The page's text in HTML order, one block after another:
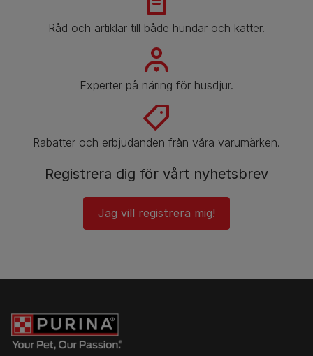
Råd och artiklar till både hundar och katter.
Experter på näring för husdjur.
Rabatter och erbjudanden från våra varumärken.
Registrera dig för vårt nyhetsbrev
Jag vill registrera mig!